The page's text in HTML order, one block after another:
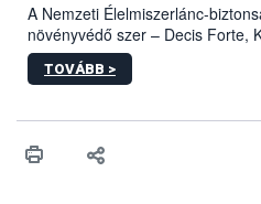
A Nemzeti Élelmiszerlánc-
növényvédő szer – Decis Forte,
engedélyokiratát módosította, így
egészen a vesszőérettség
érésű szőlőkben is legyen
felhasználók számára is elérhető
TOVÁBB >